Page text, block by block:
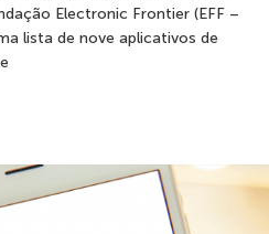
Electronic Frontier (EFF –
lista de nove aplicativos de